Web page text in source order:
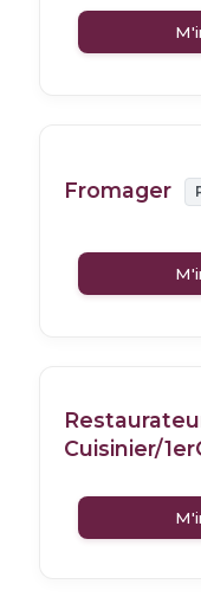
Fromager
Cuisinier/